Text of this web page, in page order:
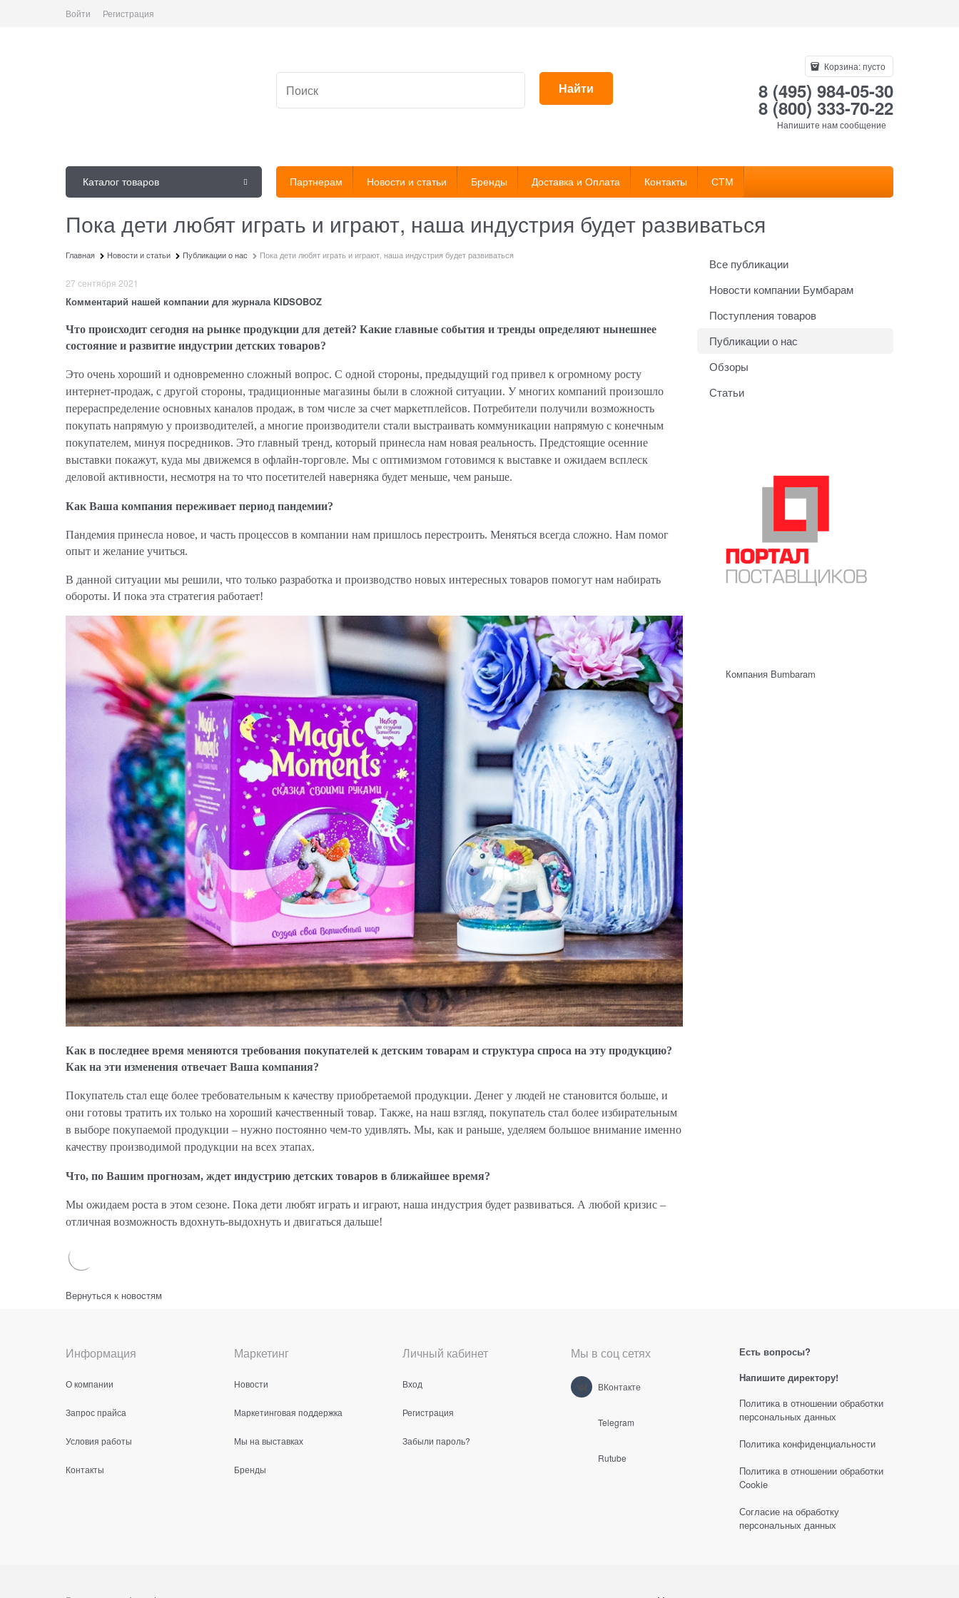
Войти Регистрация
Найти
Корзина:пусто
8 (495) 984-05-30
8 (800) 333-70-22
Напишите нам сообщение
Каталог товаров Партнерам Новости и статьи Бренды Доставка и Оплата Контакты СТМ
Пока дети любят играть и играют, наша индустрия будет развиваться
Главная Новости и статьи Публикации о нас Пока дети любят играть и играют, наша индустрия будет развиваться
27 сентября 2021
Комментарий нашей компании для журнала KIDSOBOZ
Что происходит сегодня на рынке продукции для детей? Какие главные события и тренды определяют нынешнее
состояние и развитие индустрии детских товаров?
Это очень хороший и одновременно сложный вопрос. С одной стороны, предыдущий год привел к огромному росту
интернет-продаж, с другой стороны, традиционные магазины были в сложной ситуации. У многих компаний произошло
перераспределение основных каналов продаж, в том числе за счет маркетплейсов. Потребители получили возможность
покупать напрямую у производителей, а многие производители стали выстраивать коммуникации напрямую с конечным
покупателем, минуя посредников. Это главный тренд, который принесла нам новая реальность. Предстоящие осенние
выставки покажут, куда мы движемся в офлайн-торговле. Мы с оптимизмом готовимся к выставке и ожидаем всплеск
деловой активности, несмотря на то что посетителей наверняка будет меньше, чем раньше.
Как Ваша компания переживает период пандемии?
Пандемия принесла новое, и часть процессов в компании нам пришлось перестроить. Меняться всегда сложно. Нам помог
опыт и желание учиться.
В данной ситуации мы решили, что только разработка и производство новых интересных товаров помогут нам набирать
обороты. И пока эта стратегия работает!
Как в последнее время меняются требования покупателей к детским товарам и структура спроса на эту продукцию?
Как на эти изменения отвечает Ваша компания?
Покупатель стал еще более требовательным к качеству приобретаемой продукции. Денег у людей не становится больше, и
они готовы тратить их только на хороший качественный товар. Также, на наш взгляд, покупатель стал более избирательным
в выборе покупаемой продукции – нужно постоянно чем-то удивлять. Мы, как и раньше, уделяем большое внимание именно
качеству производимой продукции на всех этапах.
Что, по Вашим прогнозам, ждет индустрию детских товаров в ближайшее время?
Мы ожидаем роста в этом сезоне. Пока дети любят играть и играют, наша индустрия будет развиваться. А любой кризис –
отличная возможность вдохнуть-выдохнуть и двигаться дальше!
Вернуться к новостям
Все публикации
Новости компании Бумбарам
Поступления товаров
Публикации о нас
Обзоры
Статьи
Компания Bumbaram
Информация
О компании
Запрос прайса
Условия работы
Контакты
Маркетинг
Новости
Маркетинговая поддержка
Мы на выставках
Бренды
Личный кабинет
Вход
Регистрация
Забыли пароль?
Мы в соц сетях
ВКонтакте
Telegram
Rutube
Есть вопросы?
Напишите директору!
Политика в отношении обработки
персональных данных
Политика конфиденциальности
Политика в отношении обработки
Cookie
Согласие на обработку
персональных данных